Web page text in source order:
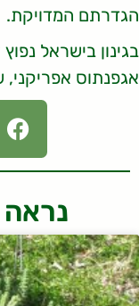
הגדרתם המדויקת.
בגינון בישראל
אגפנתוס
נראה